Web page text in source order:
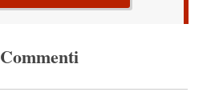
Commenti